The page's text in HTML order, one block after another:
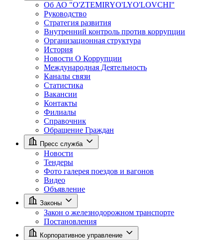
Об АО "O'ZTEMIRYO'LYO'LOVCHI"
Руководство
Стратегия развития
Внутренний контроль против коррупции
Организационная структура
История
Новости О Коррупции
Международная Деятельность
Каналы связи
Статистика
Вакансии
Контакты
Филиалы
Справочник
Обращение Граждан
Пресс служба
Новости
Тендеры
Фото галерея поездов и вагонов
Видео
Объявление
Законы
Закон о железнодорожном транспорте
Постановления
Корпоративное управление